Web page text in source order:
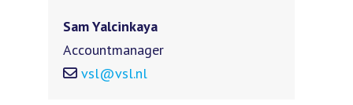
Sam Yalcinkaya
Accountmanager
vsl@vsl.nl